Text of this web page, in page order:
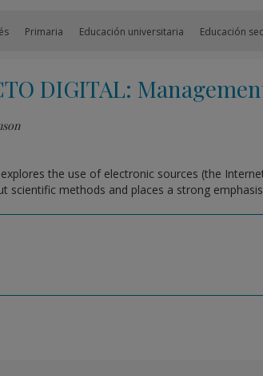
Primaria Educación universitaria Educación
DIGITAL:
the use of electronic sources (the
scientific methods and places a strong